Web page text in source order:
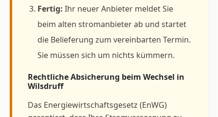
Fertig: Ihr neuer Anbieter meldet Sie
beim alten stromanbieter ab und startet
die Belieferung zum vereinbarten Termin.
Sie müssen sich um nichts kümmern.
Rechtliche Absicherung beim Wechsel in
Wilsdruff
Das Energiewirtschaftsgesetz (EnWG)